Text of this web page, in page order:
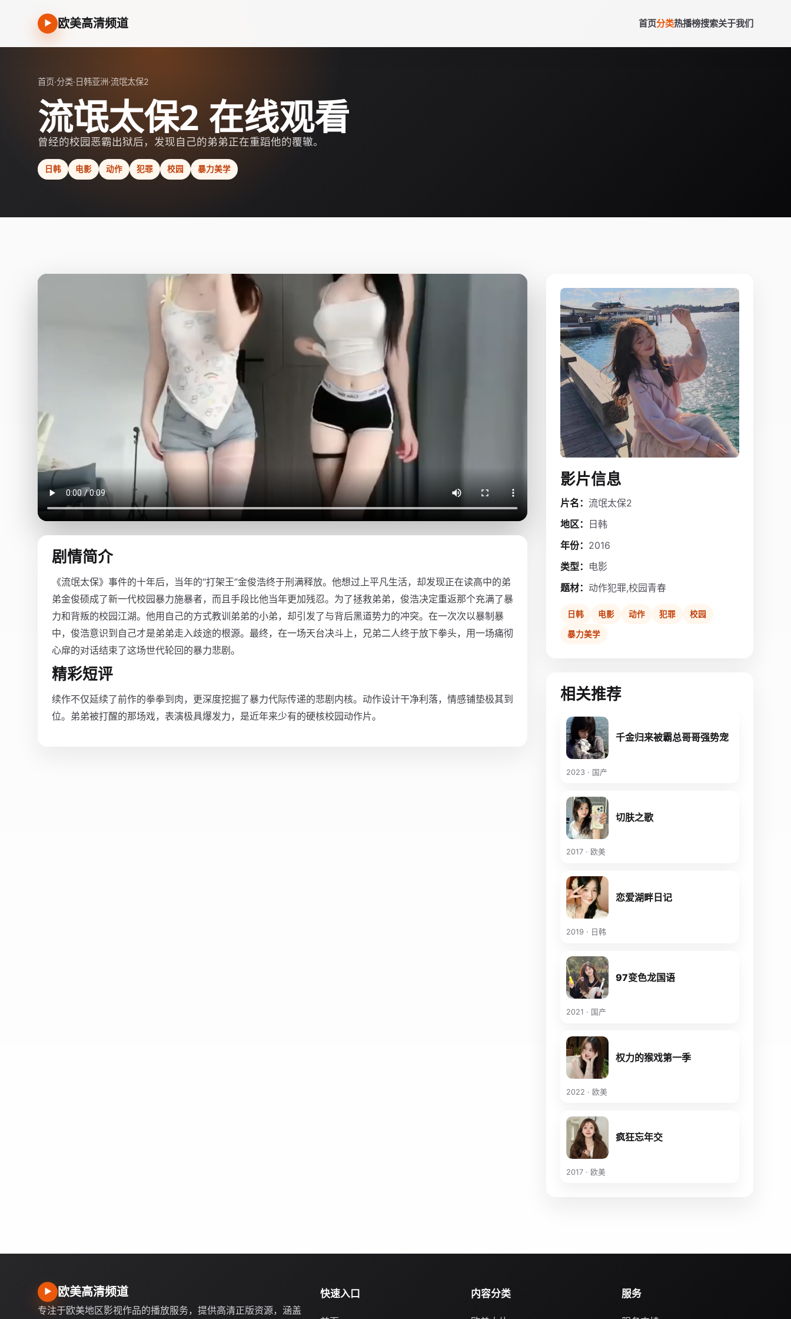
▶ 欧美高清频道 首页分类热播榜搜索关于我们
首页·分类· 日韩亚洲·流氓太保2
流氓太保2 在线观看
曾经的校园恶霸出狱后，发现自己的弟弟正在重蹈他的覆辙。
日韩 电影 动作 犯罪 校园 暴力美学
剧情简介
《流氓太保》事件的十年后，当年的“打架王”金俊浩终于刑满释放。他想过上平凡生活，却发现正在读高中的弟
弟金俊硕成了新一代校园暴力施暴者，而且手段比他当年更加残忍。为了拯救弟弟，俊浩决定重返那个充满了暴
力和背叛的校园江湖。他用自己的方式教训弟弟的小弟，却引发了与背后黑道势力的冲突。在一次次以暴制暴
中，俊浩意识到自己才是弟弟走入歧途的根源。最终，在一场天台决斗上，兄弟二人终于放下拳头，用一场痛彻
心扉的对话结束了这场世代轮回的暴力悲剧。
精彩短评
续作不仅延续了前作的拳拳到肉，更深度挖掘了暴力代际传递的悲剧内核。动作设计干净利落，情感铺垫极其到
位。弟弟被打醒的那场戏，表演极具爆发力，是近年来少有的硬核校园动作片。
影片信息
片名： 流氓太保2
地区： 日韩
年份： 2016
类型： 电影
题材： 动作犯罪,校园青春
日韩 电影 动作 犯罪 校园
暴力美学
相关推荐
千金归来被霸总哥哥强势宠
2023 · 国产
切肤之歌
2017 · 欧美
恋爱湖畔日记
2019 · 日韩
97变色龙国语
2021 · 国产
权力的猴戏第一季
2022 · 欧美
疯狂忘年交
2017 · 欧美
▶ 欧美高清频道
专注于欧美地区影视作品的播放服务，提供高清正版资源，涵盖
快速入口 内容分类 服务